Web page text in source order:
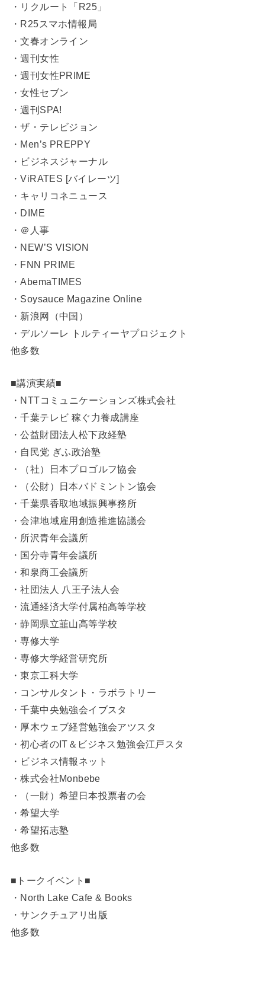
・リクルート「R25」
・R25スマホ情報局
・文春オンライン
・週刊女性
・週刊女性PRIME
・女性セブン
・週刊SPA!
・ザ・テレビジョン
・Men’s PREPPY
・ビジネスジャーナル
・ViRATES [バイレーツ]
・キャリコネニュース
・DIME
・＠人事
・NEW’S VISION
・FNN PRIME
・AbemaTIMES
・Soysauce Magazine Online
・新浪网（中国）
・デルソーレ トルティーヤプロジェクト
他多数
■講演実績■
・NTTコミュニケーションズ株式会社
・千葉テレビ 稼ぐ力養成講座
・公益財団法人松下政経塾
・自民党 ぎふ政治塾
・（社）日本プロゴルフ協会
・（公財）日本バドミントン協会
・千葉県香取地域振興事務所
・会津地域雇用創造推進協議会
・所沢青年会議所
・国分寺青年会議所
・和泉商工会議所
・社団法人 八王子法人会
・流通経済大学付属柏高等学校
・静岡県立韮山高等学校
・専修大学
・専修大学経営研究所
・東京工科大学
・コンサルタント・ラボラトリー
・千葉中央勉強会イブスタ
・厚木ウェブ経営勉強会アツスタ
・初心者のIT＆ビジネス勉強会江戸スタ
・ビジネス情報ネット
・株式会社Monbebe
・（一財）希望日本投票者の会
・希望大学
・希望拓志塾
他多数
■トークイベント■
・North Lake Cafe & Books
・サンクチュアリ出版
他多数